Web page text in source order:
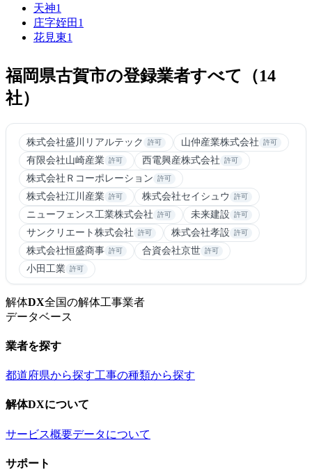
天神1
庄字姪田 1
花見東1
福岡県古賀市の登録業者すべて（14
社）
株式会社盛川リアルテック 許可 山仲産業株式会社 許可
有限会社山崎産業 許可 西電興産株式会社 許可
株式会社Ｒコーポレーション 許可
株式会社江川産業 許可 株式会社セイシュウ 許可
ニューフェンス工業株式会社 許可 未来建設 許可
サンクリエート株式会社 許可 株式会社孝設 許可
株式会社恒盛商事 許可 合資会社京世 許可
小田工業 許可
解体DX全国の解体工事業者
データベース
業者を探す
都道府県から探す工事の種類から探す
解体DXについて
サービス概要データについて
サポート